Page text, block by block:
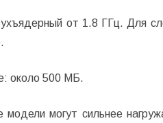
от 1.8 ГГц. Для
около 500 МБ.
модели могут сильнее